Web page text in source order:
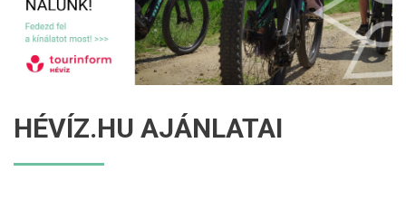
HÉVÍZ.HU AJÁNLATAI